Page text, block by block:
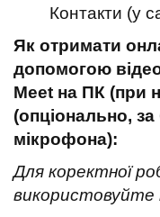
Контакти (у
Як отримати
допомогою
Meet на ПК (при
(опціонально, за
мікрофона):
Для коректної
використовуйте